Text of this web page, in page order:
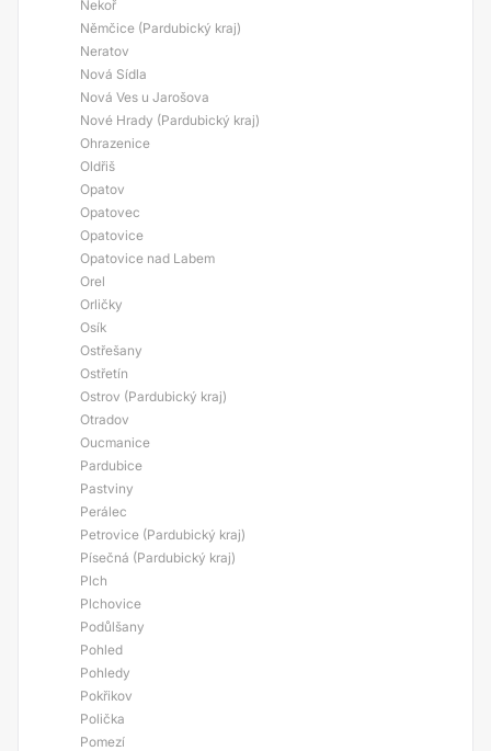
Nekoř
Němčice (Pardubický kraj)
Neratov
Nová Sídla
Nová Ves u Jarošova
Nové Hrady (Pardubický kraj)
Ohrazenice
Oldřiš
Opatov
Opatovec
Opatovice
Opatovice nad Labem
Orel
Orličky
Osík
Ostřešany
Ostřetín
Ostrov (Pardubický kraj)
Otradov
Oucmanice
Pardubice
Pastviny
Perálec
Petrovice (Pardubický kraj)
Písečná (Pardubický kraj)
Plch
Plchovice
Podůlšany
Pohled
Pohledy
Pokřikov
Polička
Pomezí